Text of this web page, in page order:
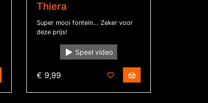
Thiera
Super mooi fontein... Zeker voor
deze prijs!
Speel video
€ 9,99